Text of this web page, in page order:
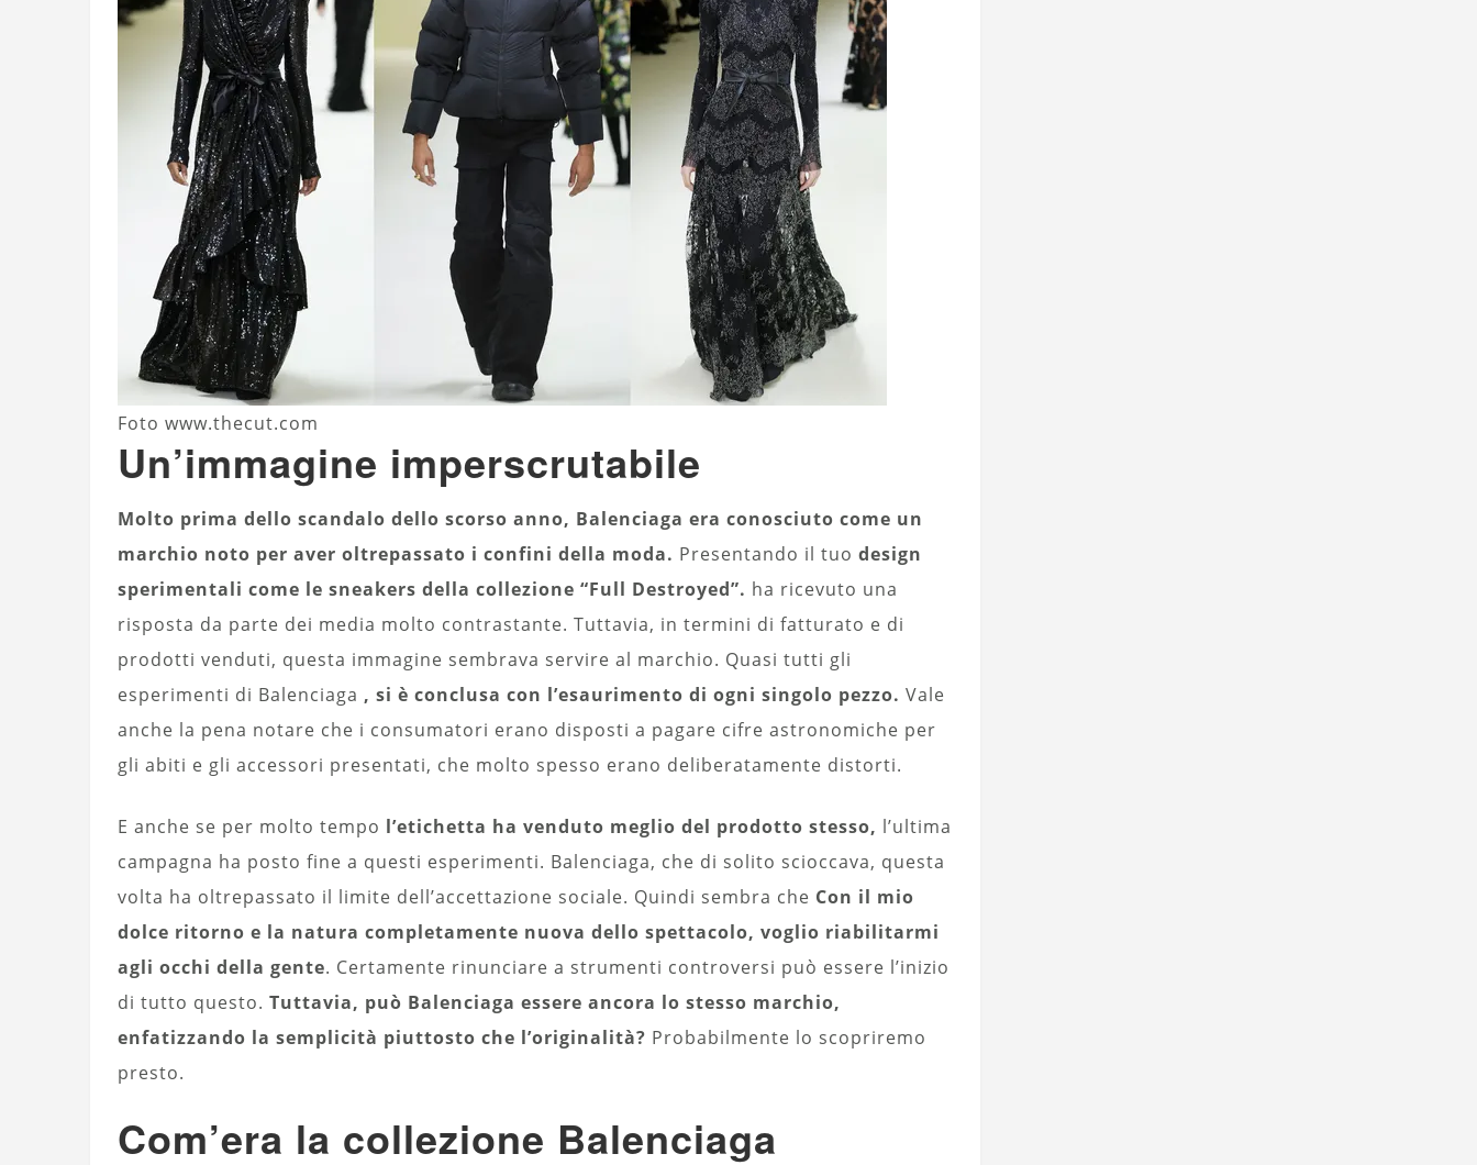
Foto www.thecut.com
Un’immagine imperscrutabile
Molto prima dello scandalo dello scorso anno, Balenciaga era conosciuto come un
marchio noto per aver oltrepassato i confini della moda. Presentando il tuo design
sperimentali come le sneakers della collezione “Full Destroyed”. ha ricevuto una
risposta da parte dei media molto contrastante. Tuttavia, in termini di fatturato e di
prodotti venduti, questa immagine sembrava servire al marchio. Quasi tutti gli
esperimenti di Balenciaga , si è conclusa con l’esaurimento di ogni singolo pezzo. Vale
anche la pena notare che i consumatori erano disposti a pagare cifre astronomiche per
gli abiti e gli accessori presentati, che molto spesso erano deliberatamente distorti.
E anche se per molto tempo l’etichetta ha venduto meglio del prodotto stesso, l’ultima
campagna ha posto fine a questi esperimenti. Balenciaga, che di solito scioccava, questa
volta ha oltrepassato il limite dell’accettazione sociale. Quindi sembra che Con il mio
dolce ritorno e la natura completamente nuova dello spettacolo, voglio riabilitarmi
agli occhi della gente. Certamente rinunciare a strumenti controversi può essere l’inizio
di tutto questo. Tuttavia, può Balenciaga essere ancora lo stesso marchio,
enfatizzando la semplicità piuttosto che l’originalità? Probabilmente lo scopriremo
presto.
Com’era la collezione Balenciaga